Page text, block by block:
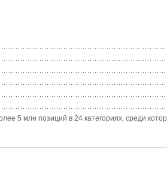
5 млн позиций в 24 категориях, среди